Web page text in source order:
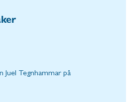
Juel Tegnhammar på